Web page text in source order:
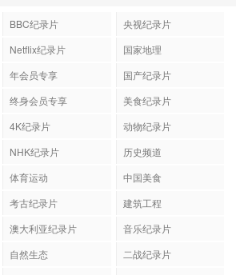
BBC纪录片
央视纪录片
Netflix纪录片
国家地理
年会员专享
国产纪录片
终身会员专享
美食纪录片
4K纪录片
动物纪录片
NHK纪录片
历史频道
体育运动
中国美食
考古纪录片
建筑工程
澳大利亚纪录片
音乐纪录片
自然生态
二战纪录片